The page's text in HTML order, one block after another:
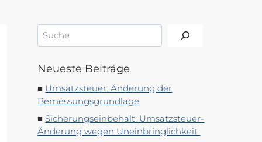
Suchen
Neueste Beiträge
Umsatzsteuer: Änderung der
Bemessungsgrundlage
Sicherungseinbehalt: Umsatzsteuer-
Änderung wegen Uneinbringlichkeit